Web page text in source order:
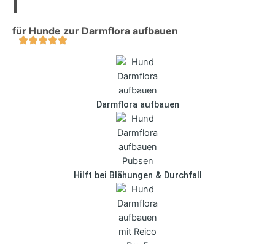
für Hunde zur Darmflora aufbauen
Darmflora aufbauen
Hilft bei Blähungen & Durchfall